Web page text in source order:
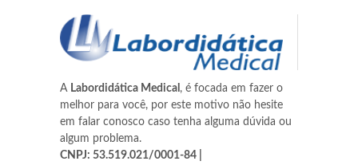
A Labordidática Medical , é focada em fazer o
melhor para você, por este motivo não hesite
em falar conosco caso tenha alguma dúvida ou
algum problema.
CNPJ: 53.519.021/0001-84 |